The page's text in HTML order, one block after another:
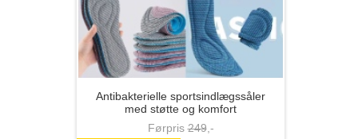
Antibakterielle sportsindlægssåler
med støtte og komfort
Førpris249,-